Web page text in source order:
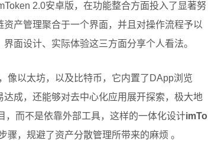
2.0安卓版，在功能整合方面投入了显著努
产管理聚合于一个界面，并且对操作流程予以
面设计、实际体验这三方面分享个人看法。
像以太坊，以及比特币，它内置了DApp浏览
成，还能够对去中心化应用展开探索，极大地
而不是依靠外部工具，这样的一体化设计imTo
骤，规避了资产分散管理所带来的麻烦 。